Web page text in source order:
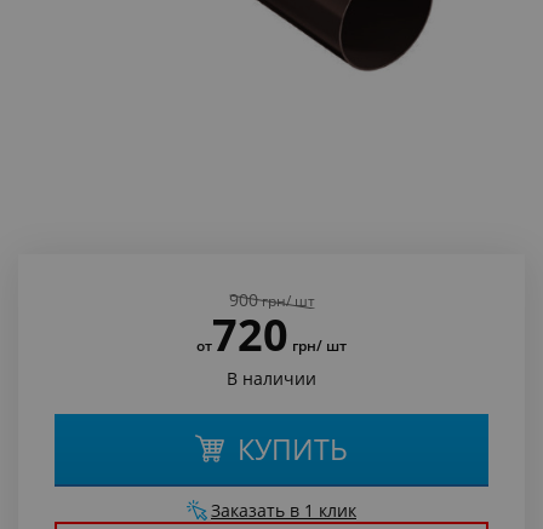
900грн/ шт
от720 грн/ шт
В наличии
КУПИТЬ
Заказать в 1 клик